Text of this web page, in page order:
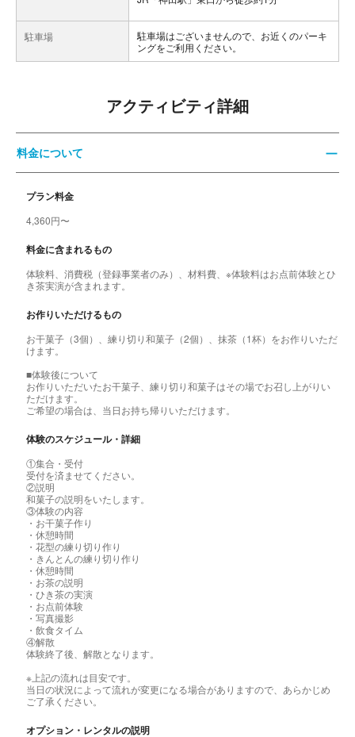
駐車場
駐車場はございませんので、お近くのパーキ
ングをご利用ください。
アクティビティ詳細
料金について
プラン料金
4,360円〜
料金に含まれるもの
体験料、消費税（登録事業者のみ）、材料費、※体験料はお点前体験とひ
き茶実演が含まれます。
お作りいただけるもの
お干菓子（3個）、練り切り和菓子（2個）、抹茶（1杯）をお作りいただ
けます。
■体験後について
お作りいただいたお干菓子、練り切り和菓子はその場でお召し上がりい
ただけます。
ご希望の場合は、当日お持ち帰りいただけます。
体験のスケジュール・詳細
①集合・受付
受付を済ませてください。
②説明
和菓子の説明をいたします。
③体験の内容
・お干菓子作り
・休憩時間
・花型の練り切り作り
・きんとんの練り切り作り
・休憩時間
・お茶の説明
・ひき茶の実演
・お点前体験
・写真撮影
・飲食タイム
④解散
体験終了後、解散となります。
※上記の流れは目安です。
当日の状況によって流れが変更になる場合がありますので、あらかじめ
ご了承ください。
オプション・レンタルの説明